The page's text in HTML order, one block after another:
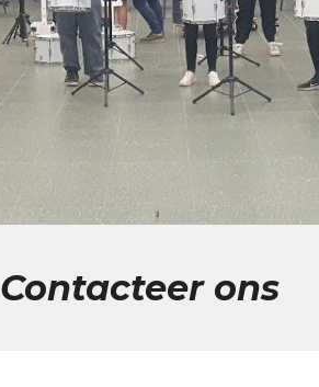
Contacteer ons